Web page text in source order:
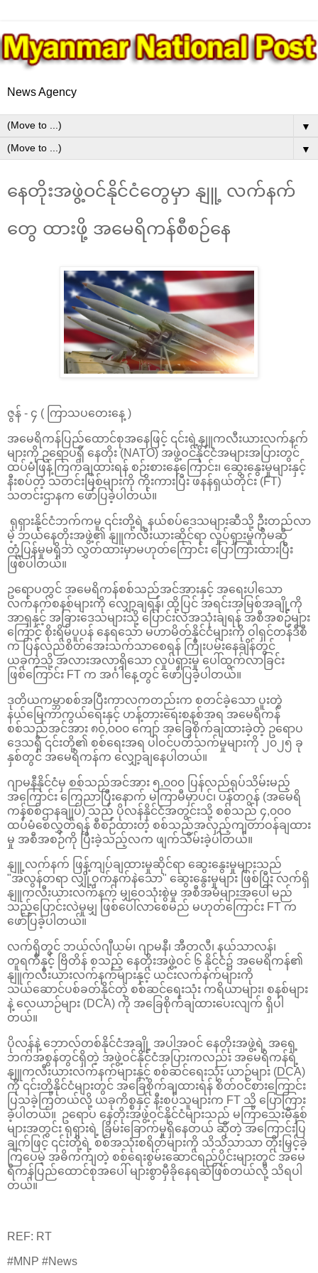
News Agency
▼
▼
နေတိုးအဖွဲ့ဝင်နိုင်ငံတွေမှာ နျူ့ လက်နက်
တွေ ထားဖို့ အမေရိကန်စီစဉ်နေ
ဇွန် - ၄ ( ကြာသပတေးနေ့ )
အမေရိကန်ပြည်ထောင်စုအနေဖြင့် ၎င်းရဲ့နျူကလီးယားလက်နက်
များကို ဥရောပရှိ နေတိုး (NATO) အဖွဲ့ဝင်နိုင်ငံအများအပြားတွင်
ထပ်မံဖြန့်ကြက်ချထားရန် စဉ်းစားနေကြောင်း၊ ဆွေးနွေးမှုများနှင့်
နီးစပ်တဲ့ သတင်းမြစ်များကို ကိုးကားပြီး ဖနန်ရှယ်တိုင်း (FT)
သတင်းဌာနက ဖော်ပြခဲ့ပါတယ်။
ရုရှားနိုင်ငံဘက်ကမူ ၎င်းတို့ရဲ့ နယ်စပ်ဒေသများဆီသို့ ဦးတည်လာ
မဲ့ ဘယ်နေတိုးအဖွဲ့၏ နျူကလီးယားဆိုင်ရာ လှုပ်ရှားမှုကိုမဆို
တုံ့ပြန်မှုမရှိဘဲ လွှတ်ထားမှာမဟုတ်ကြောင်း ပြောကြားထားပြီး
ဖြစ်ပါတယ်။
ဥရောပတွင် အမေရိကန်စစ်သည်အင်အားနှင့် အရေးပါသော
လက်နက်စနစ်များကို လျှော့ချရန်၊ ထို့ပြင် အရင်းအမြစ်အချို့ကို
အာရှနှင့် အခြားဒေသများသို့ ပြောင်းလဲအသုံးချရန် အစီအစဉ်များ
ကြောင့် စိုးရိမ်ပူပန် နေရသော မဟာမိတ်နိုင်ငံများကို ဝါရှင်တန်ဒီစီ
က ပြန်လည်စိတ်အေးသက်သာစေရန် ကြိုးပမ်းနေချိန်တွင်
ယခုကဲ့သို့ အလားအလာရှိသော လှုပ်ရှားမှု ပေါ်ထွက်လာခြင်း
ဖြစ်ကြောင်း FT က အင်္ဂါနေ့တွင် ဖော်ပြခဲ့ပါတယ်။
ဒုတိယကမ္ဘာစစ်အပြီးကာလကတည်းက စတင်ခဲ့သော ပူးတွဲ
နယ်မြေကာကွယ်ရေးနှင့် ဟန့်တားရေးစနစ်အရ အမေရိကန်
စစ်သည်အင်အား ၈၀,၀၀၀ ကျော် အခြေစိုက်ချထားခဲ့တဲ့ ဥရောပ
ဒေသရှိ ၎င်းတို့၏ စစ်ရေးအရ ပါဝင်ပတ်သက်မှုများကို ၂၀၂၅ ခု
နှစ်တွင် အမေရိကန်က လျှော့ချနေပါတယ်။
ဂျာမနီနိုင်ငံမှ စစ်သည်အင်အား ၅,၀၀၀ ပြန်လည်ရုပ်သိမ်းမည့်
အကြောင်း ကြေညာပြီးနောက် မကြာမီမှာပင်၊ ပန်တဂွန် (အမေရိ
ကန်စစ်ဌာနချုပ်) သည် ပိုလန်နိုင်ငံအတွင်းသို့ စစ်သည် ၄,၀၀၀
ထပ်မံစေလွှတ်ရန် စီစဉ်ထားတဲ့ စစ်သည်အလှည့်ကျတာဝန်ချထား
မှု အစီအစဉ်ကို ပြီးခဲ့သည့်လက ဖျက်သိမ်းခဲ့ပါတယ်။
နျူ့လက်နက် ဖြန့်ကျပ်ချထားမှုဆိုင်ရာ ဆွေးနွေးမှုများသည်
"အလွန်တရာ လျှို့ဝှက်နက်နဲသော" ဆွေးနွေးမှုများ ဖြစ်ပြီး လက်ရှိ
နျူကလီးယားလက်နက် မျှဝေသုံးစွဲမှု အစီအမံများအပေါ် မည်
သည့်ပြောင်းလဲမှုမျှ ဖြစ်ပေါ်လာစေမည် မဟုတ်ကြောင်း FT က
ဖော်ပြခဲ့ပါတယ်။
လက်ရှိတွင် ဘယ်လ်ဂျီယမ်၊ ဂျာမနီ၊ အီတလီ၊ နယ်သာလန်၊
တူရကီနှင့် ဗြိတိန် စသည့် နေတိုးအဖွဲ့ဝင် ၆ နိုင်ငံ၌ အမေရိကန်၏
နျူကလီးယားလက်နက်များနှင့် ယင်းလက်နက်များကို
သယ်ဆောင်ပစ်ခတ်နိုင်တဲ့ စစ်ဆင်ရေးသုံး ကရိယာများ၊ စနစ်များ
နဲ့ လေယာဉ်များ (DCA) ကို အခြေစိုက်ချထားပေးလျက် ရှိပါ
တယ်။
ပိုလန်နဲ့ ဘောလ်တစ်နိုင်ငံအချို့ အပါအဝင် နေတိုးအဖွဲ့ရဲ့ အရှေ့
ဘက်အစွန်တွင်ရှိတဲ့ အဖွဲ့ဝင်နိုင်ငံအပြားကလည်း အမေရိကန်ရဲ့
နျူကလီးယားလက်နက်များနှင့် စစ်ဆင်ရေးသုံး ယာဉ်များ (DCA)
ကို ၎င်းတို့နိုင်ငံများတွင် အခြေစိုက်ချထားရန် စိတ်ဝင်စားကြောင်း
ပြသခဲ့ကြတယ်လို့ ယခုကိစ္စနှင့် နီးစပ်သူများက FT သို့ ပြောကြား
ခဲ့ပါတယ်။ ဥရောပ နေတိုးအဖွဲ့ဝင်နိုင်ငံများသည် မကြာသေးမီနှစ်
များအတွင်း ရုရှားရဲ့ ခြိမ်းခြောက်မှုရှိနေတယ် ဆိုတဲ့ အကြောင်းပြ
ချက်ဖြင့် ၎င်းတို့ရဲ့ စစ်အသုံးစရိတ်များကို သိသိသာသာ တိုးမြှင့်ခဲ့
ကြပေမဲ့ အဓိကကျတဲ့ စစ်ရေးစွမ်းဆောင်ရည်ပိုင်းများတွင် အမေ
ရိကန်ပြည်ထောင်စုအပေါ် များစွာမှီခိုနေရဆဲဖြစ်တယ်လို့ သိရပါ
တယ်။
REF: RT
#MNP #News